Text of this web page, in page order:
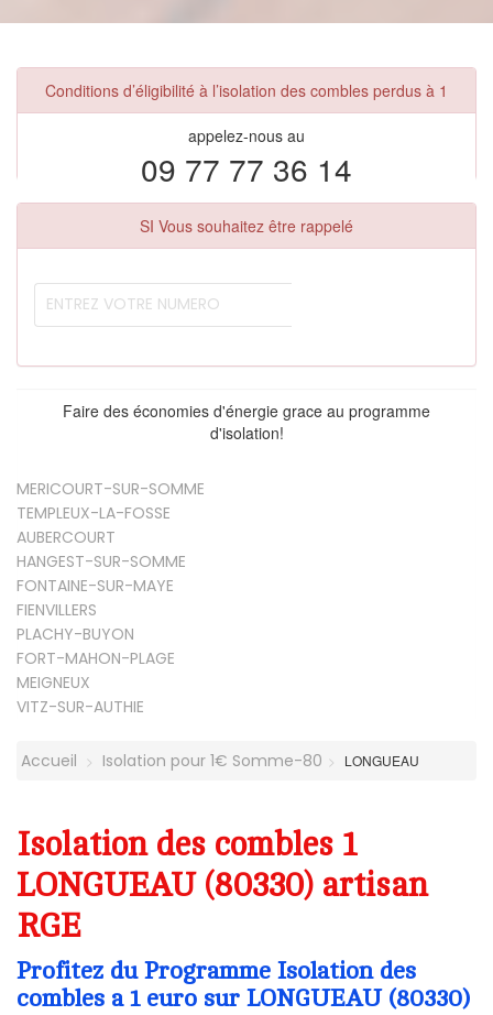
Conditions d’éligibilité à l’isolation des combles perdus à 1
appelez-nous au
09 77 77 36 14
SI Vous souhaitez être rappelé
Faire des économies d'énergie grace au programme
d'isolation!
MERICOURT-SUR-SOMME
TEMPLEUX-LA-FOSSE
AUBERCOURT
HANGEST-SUR-SOMME
FONTAINE-SUR-MAYE
FIENVILLERS
PLACHY-BUYON
FORT-MAHON-PLAGE
MEIGNEUX
VITZ-SUR-AUTHIE
Accueil Isolation pour 1€ Somme-80 LONGUEAU
Isolation des combles 1
LONGUEAU (80330) artisan
RGE
Profitez du Programme Isolation des
combles a 1 euro sur LONGUEAU (80330)